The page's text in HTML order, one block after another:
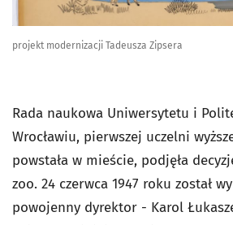
projekt modernizacji Tadeusza Zipsera
Rada naukowa Uniwersytetu i
Wrocławiu, pierwszej uczelni
powstała w mieście, podjęła
zoo. 24 czerwca 1947 roku został
powojenny dyrektor - Karol